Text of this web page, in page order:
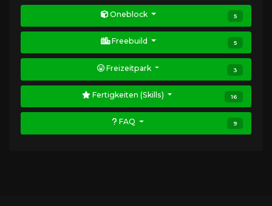
Oneblock 5
Freebuild 5
Freizeitpark 3
Fertigkeiten (Skills) 16
FAQ 9